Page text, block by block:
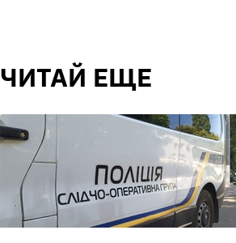
ЧИТАЙ ЕЩЕ